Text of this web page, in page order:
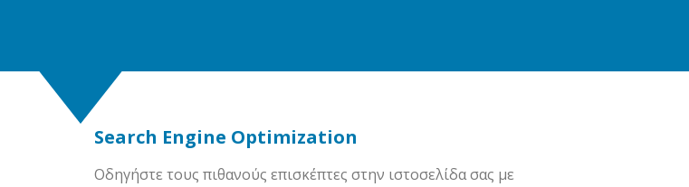
Search Engine Optimization
Οδηγήστε τους πιθανούς επισκέπτες στην ιστοσελίδα σας με